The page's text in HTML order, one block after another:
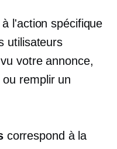
l'action spécifique
utilisateurs
votre annonce,
remplir un
correspond à la